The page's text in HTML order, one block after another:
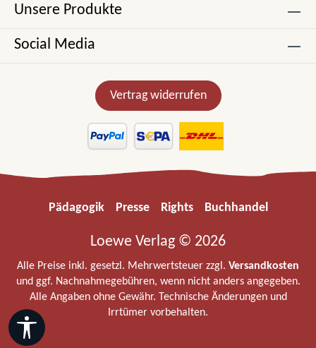
Unsere Produkte
Social Media
Vertrag widerrufen
Pädagogik Presse Rights Buchhandel
Loewe Verlag © 2026
Alle Preise inkl. gesetzl. Mehrwertsteuer zzgl. Versandkosten
und ggf. Nachnahmegebühren, wenn nicht anders angegeben.
Alle Angaben ohne Gewähr. Technische Änderungen und
Irrtümer vorbehalten.
Werkzeugleiste anzeigen